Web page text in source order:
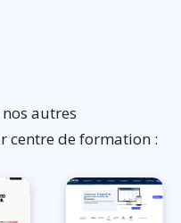
autres
centre de formation :